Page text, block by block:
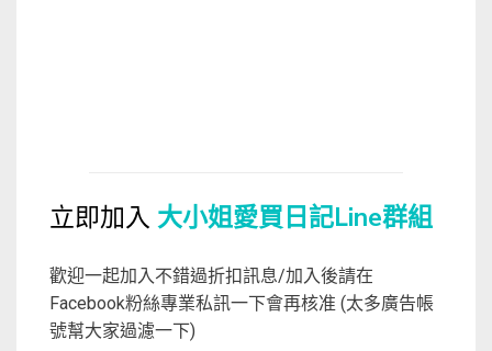
立即加入 大小姐愛買日記Line群組
歡迎一起加入不錯過折扣訊息/加入後請在
Facebook粉絲專業私訊一下會再核准 (太多廣告帳
號幫大家過濾一下)